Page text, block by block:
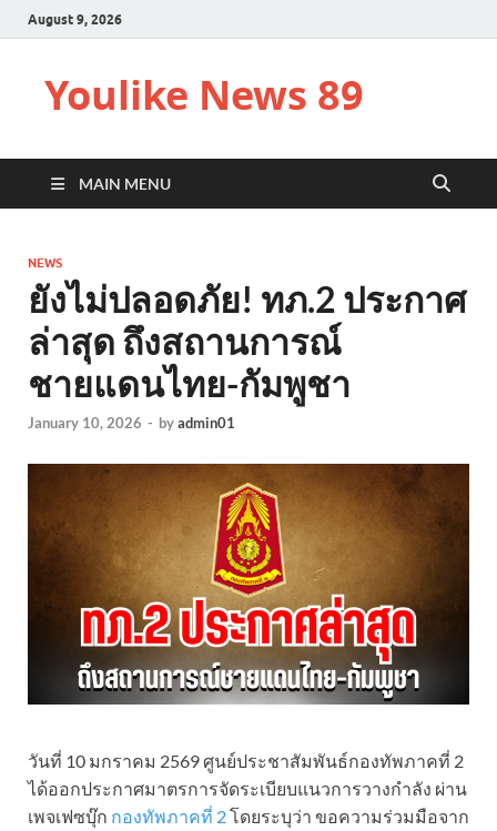
August 9, 2026
Youlike News 89
MAIN MENU
NEWS
ยังไม่ปลอดภัย! ทภ.2 ประกาศ
ล่าสุด ถึงสถานการณ์
ชายแดนไทย-กัมพูชา
January 10, 2026 - byadmin01
วันที่ 10 มกราคม 2569 ศูนย์ประชาสัมพันธ์กองทัพภาคที่ 2
ได้ออกประกาศมาตรการจัดระเบียบแนวการวางกำลัง ผ่าน
เพจเฟซบุ๊ก กองทัพภาคที่ 2โดยระบุว่า ขอความร่วมมือจาก